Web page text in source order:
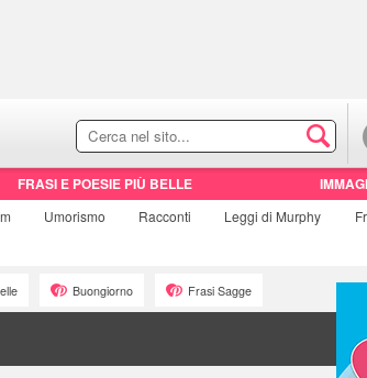
FRASI E POESIE PIÙ BELLE
Umorismo Racconti Leggi di Murphy
Buongiorno Frasi Sagge